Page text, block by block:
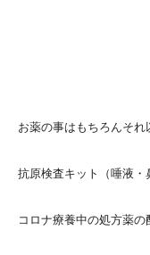
お薬の事はもちろんそれ
抗原検査キット（唾液・
コロナ療養中の処方薬の